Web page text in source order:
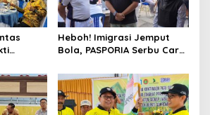
Soppeng
Heboh! Imigrasi Jemput
Bola, PASPORIA Serbu Car
Warga Antre Nikmati
Layanan Paspor Akhir
Pekan